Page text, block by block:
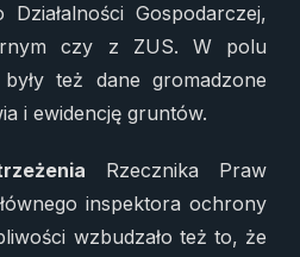
Gospodarczej,
czy z ZUS. W polu
też dane gromadzone
i ewidencję gruntów.
Rzecznika Praw
inspektora ochrony
wzbudzało też to, że